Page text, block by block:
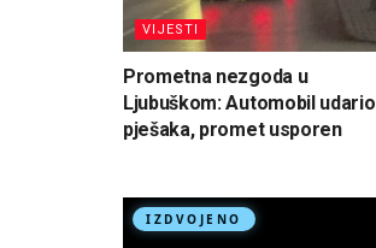
VIJESTI
Prometna nezgoda u
Ljubuškom: Automobil udario
pješaka, promet usporen